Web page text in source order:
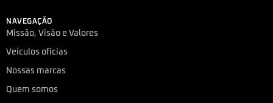
NAVEGAÇÃO
Missão, Visão e Valores
Veículos oficias
Nossas marcas
Quem somos